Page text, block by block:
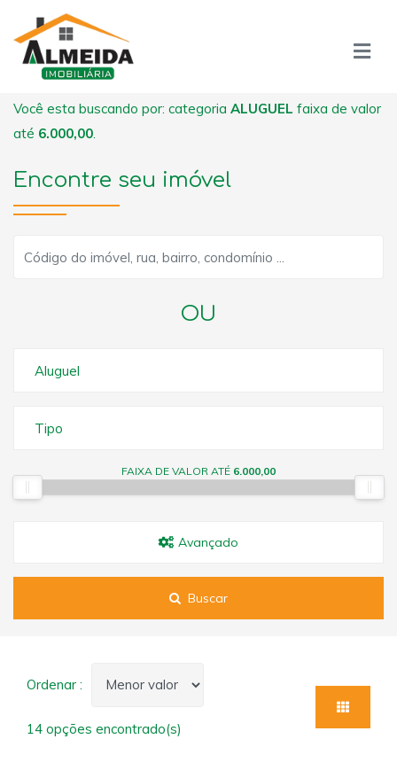
Você esta buscando por: categoria ALUGUEL faixa de valor
até 6.000,00
Encontre seu imóvel
OU
Aluguel
Tipo
FAIXA DE VALOR ATÉ 6.000,00
Avançado
Buscar
Ordenar :
14 opções encontrado(s)